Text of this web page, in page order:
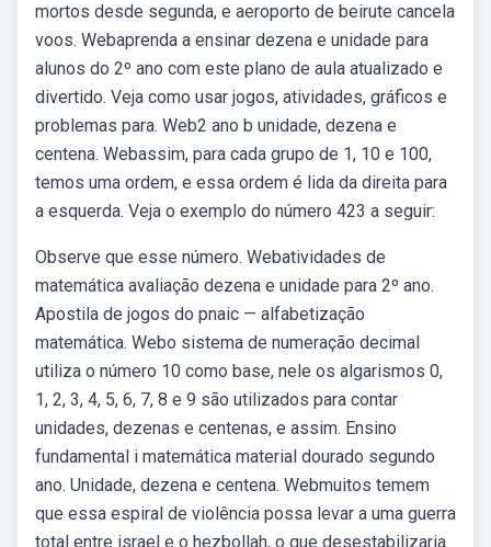
mortos desde segunda, e aeroporto de beirute cancela
voos. Webaprenda a ensinar dezena e unidade para
alunos do 2º ano com este plano de aula atualizado e
divertido. Veja como usar jogos, atividades, gráficos e
problemas para. Web2 ano b unidade, dezena e
centena. Webassim, para cada grupo de 1, 10 e 100,
temos uma ordem, e essa ordem é lida da direita para
a esquerda. Veja o exemplo do número 423 a seguir:
Observe que esse número. Webatividades de
matemática avaliação dezena e unidade para 2º ano.
Apostila de jogos do pnaic — alfabetização
matemática. Webo sistema de numeração decimal
utiliza o número 10 como base, nele os algarismos 0,
1, 2, 3, 4, 5, 6, 7, 8 e 9 são utilizados para contar
unidades, dezenas e centenas, e assim. Ensino
fundamental i matemática material dourado segundo
ano. Unidade, dezena e centena. Webmuitos temem
que essa espiral de violência possa levar a uma guerra
total entre israel e o hezbollah, o que desestabilizaria